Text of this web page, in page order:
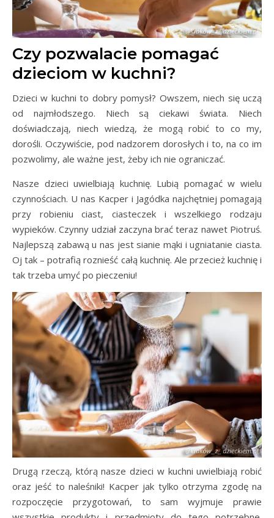
Czy pozwalacie pomagać
dzieciom w kuchni?
Dzieci w kuchni to dobry pomysł? Owszem, niech się uczą
od najmłodszego. Niech są ciekawi świata. Niech
doświadczają, niech wiedzą, że mogą robić to co my,
dorośli. Oczywiście, pod nadzorem dorosłych i to, na co im
pozwolimy, ale ważne jest, żeby ich nie ograniczać.
Nasze dzieci uwielbiają kuchnię. Lubią pomagać w wielu
czynnościach. U nas Kacper i Jagódka najchętniej pomagają
przy robieniu ciast, ciasteczek i wszelkiego rodzaju
wypieków. Czynny udział zaczyna brać teraz nawet Piotruś.
Najlepszą zabawą u nas jest sianie mąki i ugniatanie ciasta.
Oj tak – potrafią roznieść całą kuchnię. Ale przecież kuchnię i
tak trzeba umyć po pieczeniu!
Drugą rzeczą, którą nasze dzieci w kuchni uwielbiają robić
oraz jeść to naleśniki! Kacper jak tylko otrzyma zgodę na
rozpoczęcie przygotowań, to sam wyjmuje prawie